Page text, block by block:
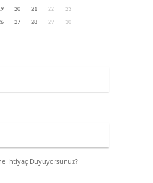
20 21 22
23
27 28 29
30
İhtiyaç Duyuyorsunuz?